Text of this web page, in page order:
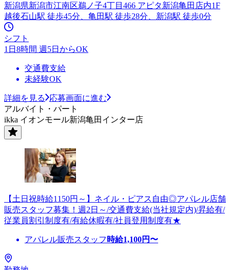
新潟県新潟市江南区鵜ノ子4丁目466 アピタ新潟亀田店内1F
越後石山駅 徒歩45分、亀田駅 徒歩28分、新潟駅 徒歩0分
シフト
1日8時間 週5日からOK
交通費支給
未経験OK
詳細を見る
応募画面に進む
アルバイト・パート
ikka イオンモール新潟亀田インター店
【土日祝時給1150円～】ネイル・ピアス自由◎アパレル店舗
販売スタッフ募集！週2日～/交通費支給(当社規定内)/昇給有/
従業員割引制度有/有給休暇有/社員登用制度有★
アパレル販売スタッフ 時給1,100円〜